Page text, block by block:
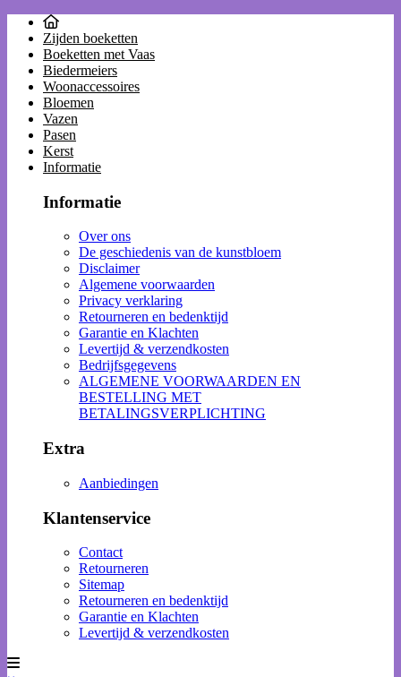
Zijden boeketten
Boeketten met Vaas
Biedermeiers
Woonaccessoires
Bloemen
Vazen
Pasen
Kerst
Informatie
Informatie
Over ons
De geschiedenis van de kunstbloem
Disclaimer
Algemene voorwaarden
Privacy verklaring
Retourneren en bedenktijd
Garantie en Klachten
Levertijd & verzendkosten
Bedrijfsgegevens
ALGEMENE VOORWAARDEN EN
BESTELLING MET
BETALINGSVERPLICHTING
Extra
Aanbiedingen
Klantenservice
Contact
Retourneren
Sitemap
Retourneren en bedenktijd
Garantie en Klachten
Levertijd & verzendkosten